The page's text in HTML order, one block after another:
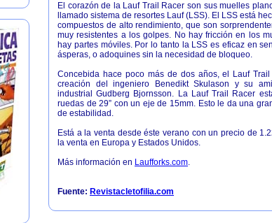
El corazón de la Lauf Trail Racer son sus muelles
llamado sistema de resortes Lauf (LSS). El LSS está
compuestos de alto rendimiento, que son
muy resistentes a los golpes. No hay fricción en los
hay partes móviles. Por lo tanto la LSS es eficaz en
ásperas, o adoquines sin la necesidad de bloqueo.
Concebida hace poco más de dos años, el Lauf
creación del ingeniero Benedikt Skulason y su
industrial Gudberg Bjornsson. La Lauf Trail Racer
ruedas de 29” con un eje de 15mm. Esto le da una
de estabilidad.
Está a la venta desde éste verano con un precio de
la venta en Europa y Estados Unidos.
Más información en Laufforks.com.
Fuente: Revistacletofilia.com